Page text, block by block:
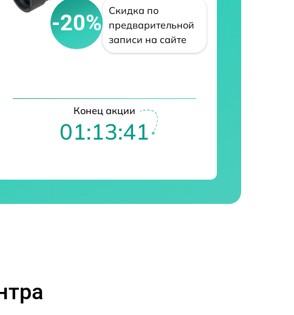
-20%
Скидка по
предварительной
записи на сайте
Конец акции
01:13:40